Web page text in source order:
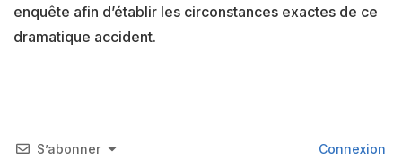
enquête afin d’établir les circonstances exactes de ce
dramatique accident.
S’abonner Connexion